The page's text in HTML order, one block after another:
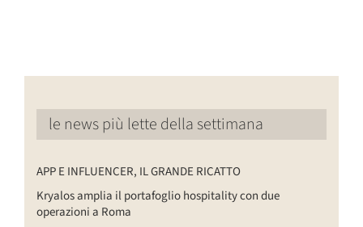
le news più lette della settimana
APP E INFLUENCER, IL GRANDE RICATTO
Kryalos amplia il portafoglio hospitality con due
operazioni a Roma